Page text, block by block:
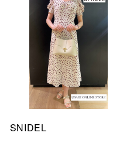
SNIDEL